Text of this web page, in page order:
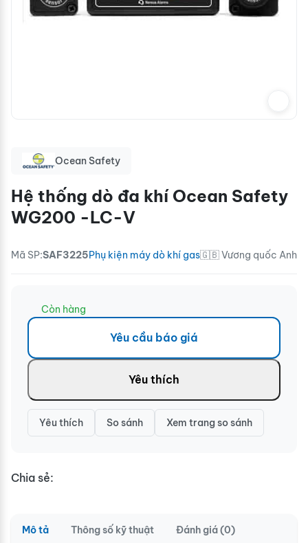
Ocean Safety
Hệ thống dò đa khí Ocean Safety
WG200 -LC-V
Mã SP:SAF3225Phụ kiện máy dò khí gas🇬🇧 Vương quốc Anh
Còn hàng
Yêu cầu báo giá
Yêu thích
Yêu thích So sánh Xem trang so sánh
Chia sẻ:
Mô tả Thông số kỹ thuật Đánh giá (0)